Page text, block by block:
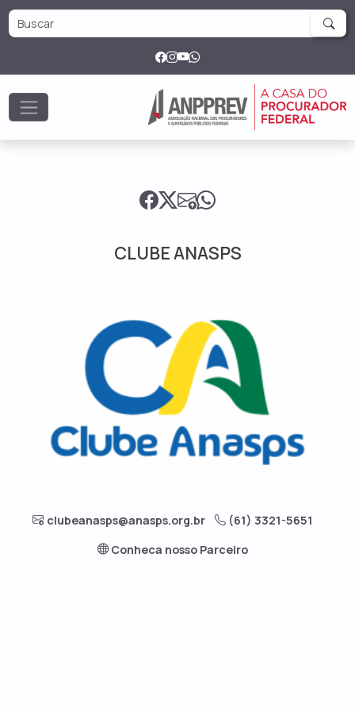
CLUBE ANASPS
clubeanasps@anasps.org.br
(61) 3321-5651
Conheca nosso Parceiro